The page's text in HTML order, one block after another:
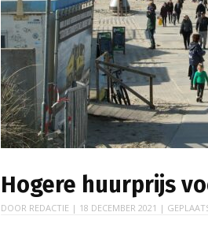
Hogere huurprijs
DOOR REDACTIE | 18 DECEMBER 2021 |